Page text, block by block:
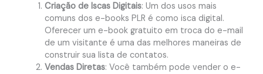
Criação de Iscas Digitais: Um dos usos mais
comuns dos e-books PLR é como isca digital.
Oferecer um e-book gratuito em troca do e-mail
de um visitante é uma das melhores maneiras de
construir sua lista de contatos.
Vendas Diretas: Você também pode vender o e-